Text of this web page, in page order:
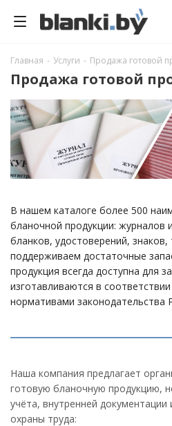
Главная - Услуги - Продажа готовой
Продажа готовой
В нашем каталоге более 500
бланочной продукции: журналов
бланков, удостоверений,
поддерживаем достаточные
продукция всегда доступна для
изготавливаются в
нормативами законодательства
Наша компания предлагает
готовую бланочную продукцию,
учёта, внутренней
охраны труда: